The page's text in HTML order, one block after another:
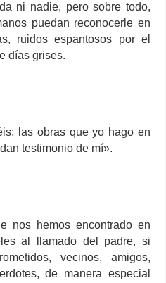
ni nadie, pero sobre todo,
puedan reconocerle en
ruidos espantosos por el
días grises.
las obras que yo hago en
testimonio de mí».
nos hemos encontrado en
al llamado del padre, si
vecinos, amigos,
de manera especial